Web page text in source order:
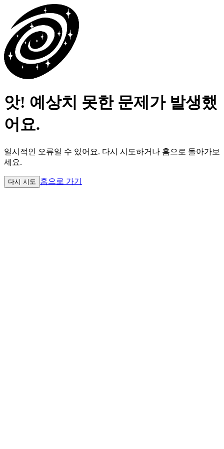
앗! 예상치 못한 문제가 발생했
어요.
일시적인 오류일 수 있어요. 다시 시도하거나 홈으로 돌아가보
세요.
다시 시도 홈으로 가기